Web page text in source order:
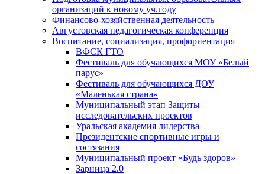
организаций к новому уч.году
Финансово-хозяйственная деятельность
Августовская педагогическая конференция
Воспитание, социализация, профориентация
ВФСК ГТО
Фестиваль для обучающихся МОУ «Белый
парус»
Фестиваль для обучающихся ДОУ
«Маленькая страна»
Муниципальный этап Защиты
исследовательских проектов
Уральская академия лидерства
Президентские спортивные игры и
состязания
Муниципальный проект «Будь здоров»
Зарница 2.0